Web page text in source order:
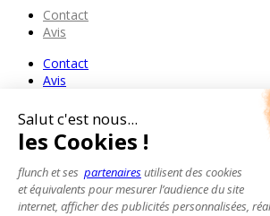
Contact
Avis
Contact
Avis
Salut c'est nous...
les Cookies !
flunch et ses partenairesutilisent des cookies
et équivalents pour mesurer l’audience du site
internet, afficher des publicités personnalisées,